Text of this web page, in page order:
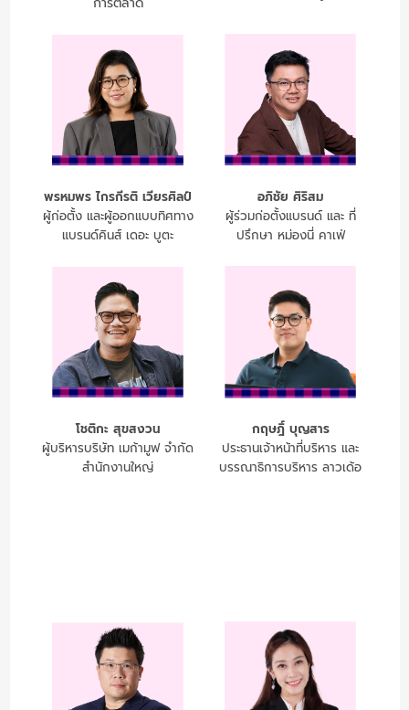
พรหมพร ไกรกีรติ เวียรศิลป์
ผู้ก่อตั้ง และผู้ออกแบบทิศทาง
แบรนด์คินส์ เดอะ บูตะ
อภิชัย ศิริสม
ผู้ร่วมก่อตั้งแบรนด์ และ ที่
ปรึกษา หม่องนี่ คาเฟ่
โชติกะ สุขสงวน
ผู้บริหารบริษัท เมก้ามูฟ จำกัด
สำนักงานใหญ่
กฤษฎิ์ บุญสาร
ประธานเจ้าหน้าที่บริหาร และ
บรรณาธิการบริหาร ลาวเด้อ